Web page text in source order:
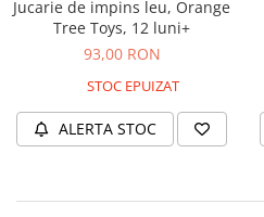
Jucarie de impins leu, Orange
Tree Toys, 12 luni+
93,00 RON
STOC EPUIZAT
ALERTA STOC